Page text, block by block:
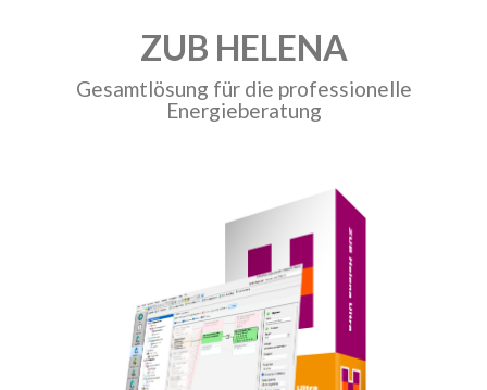
ZUB HELENA
Gesamtlösung für die professionelle
Energieberatung